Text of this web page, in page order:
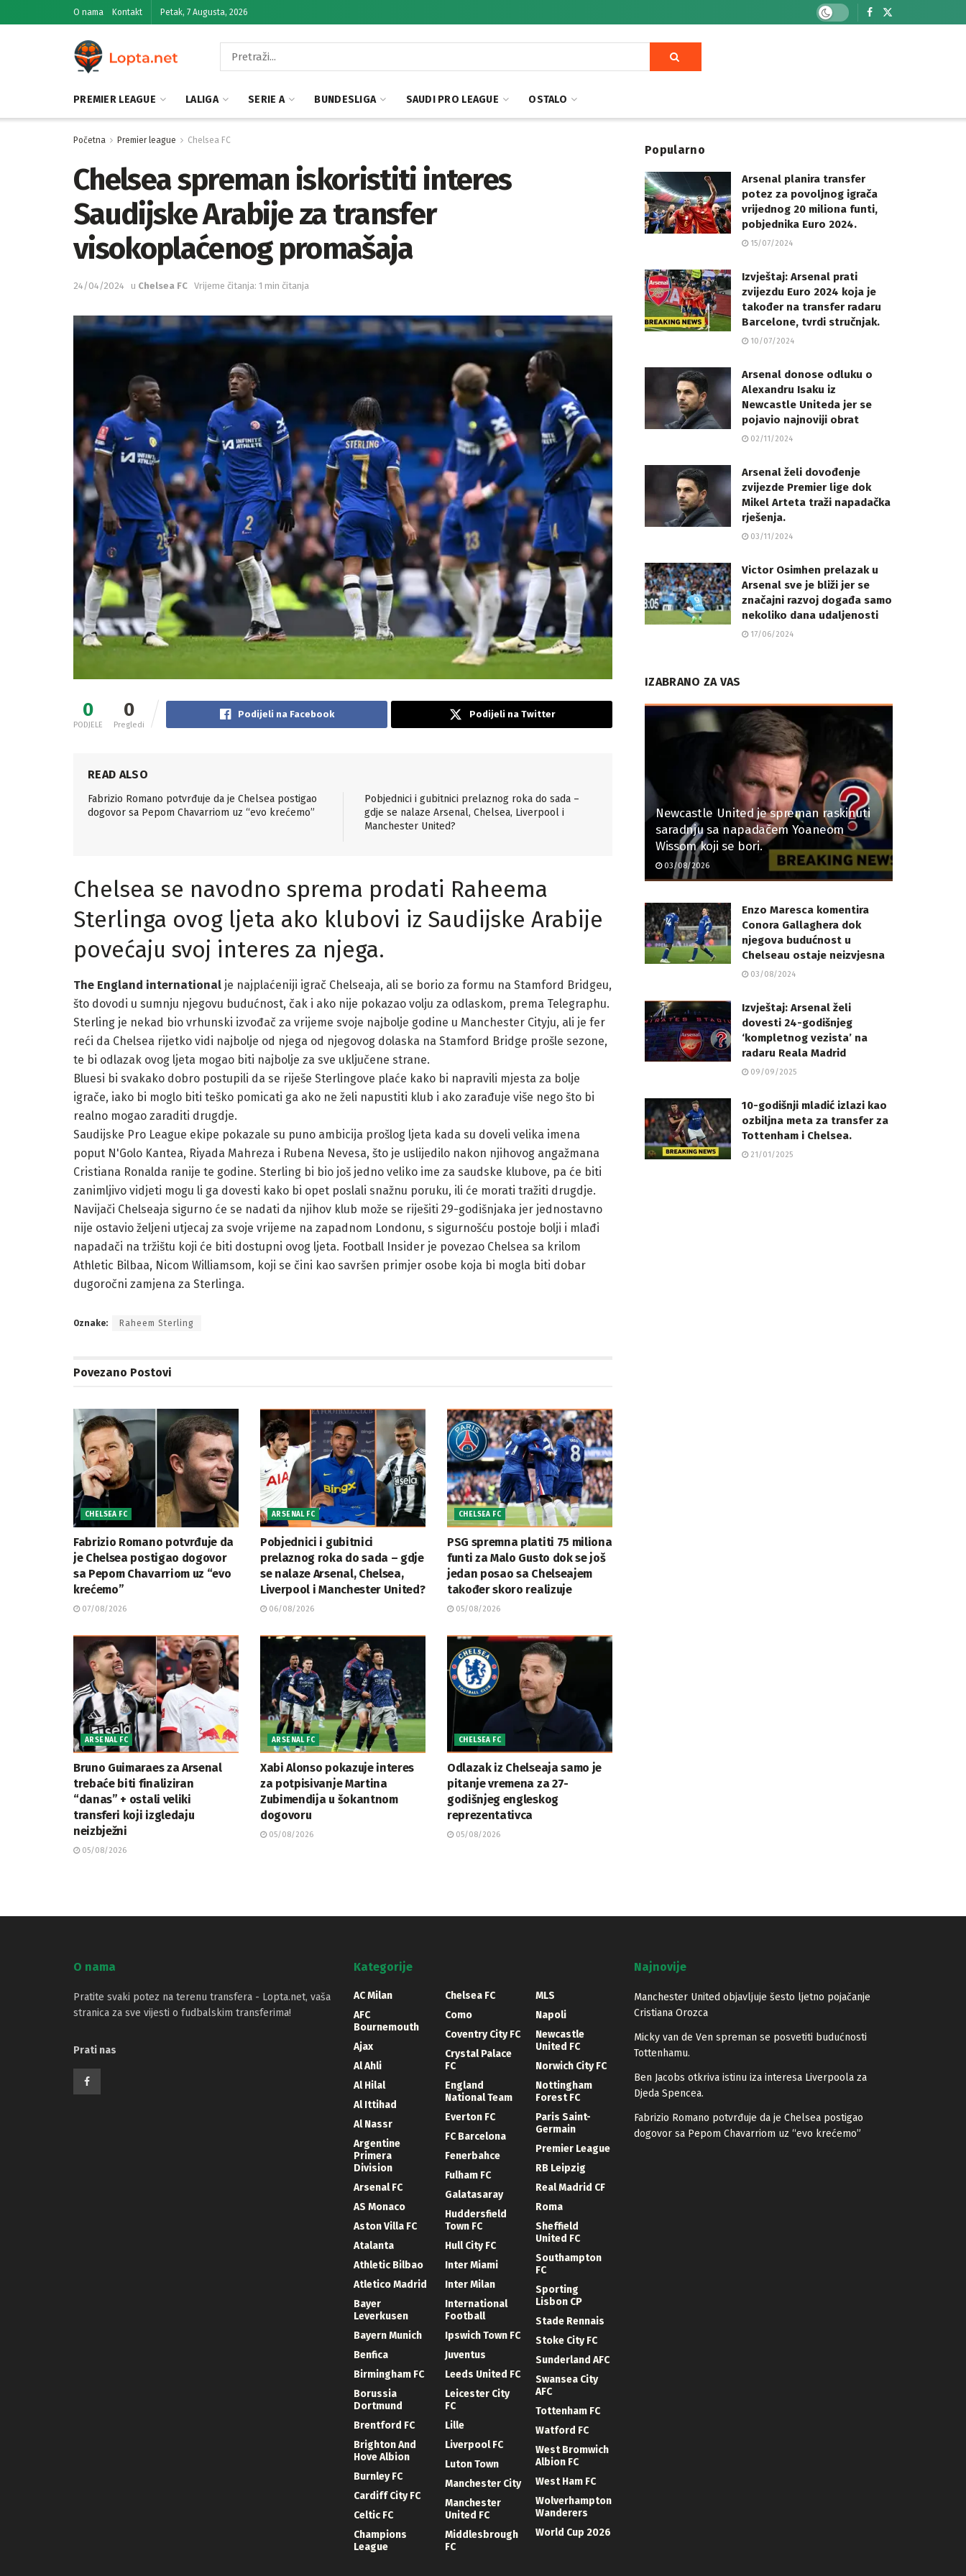
O nama Kontakt Petak, 7 Augusta, 2026
PREMIER LEAGUE LALIGA SERIE A BUNDESLIGA SAUDI PRO LEAGUE OSTALO
Početna Premier league Chelsea FC
Chelsea spreman iskoristiti interes
Saudijske Arabije za transfer
visokoplaćenog promašaja
24/04/2024 u Chelsea FC Vrijeme čitanja: 1 min čitanja
0
PODJELE
0
Pregledi
Podijeli na Facebook Podijeli na Twitter
READ ALSO
Fabrizio Romano potvrđuje da je Chelsea postigao
dogovor sa Pepom Chavarriom uz “evo krećemo”
Pobjednici i gubitnici prelaznog roka do sada –
gdje se nalaze Arsenal, Chelsea, Liverpool i
Manchester United?
Chelsea se navodno sprema prodati Raheema
Sterlinga ovog ljeta ako klubovi iz Saudijske Arabije
povećaju svoj interes za njega.
The England international je najplaćeniji igrač Chelseaja, ali se borio za formu na Stamford Bridgeu,
što dovodi u sumnju njegovu budućnost, čak i ako nije pokazao volju za odlaskom, prema Telegraphu.
Sterling je nekad bio vrhunski izvođač za vrijeme svoje najbolje godine u Manchester Cityju, ali je fer
reći da Chelsea rijetko vidi najbolje od njega od njegovog dolaska na Stamford Bridge prošle sezone,
te bi odlazak ovog ljeta mogao biti najbolje za sve uključene strane.
Bluesi bi svakako dobro postupili da se riješe Sterlingove plaće kako bi napravili mjesta za bolje
igrače, iako bi moglo biti teško pomicati ga ako ne želi napustiti klub i ako zarađuje više nego što bi
realno mogao zaraditi drugdje.
Saudijske Pro League ekipe pokazale su puno ambicija prošlog ljeta kada su doveli velika imena
poput N'Golo Kantea, Riyada Mahreza i Rubena Nevesa, što je uslijedilo nakon njihovog angažmana
Cristiana Ronalda ranije te godine. Sterling bi bio još jedno veliko ime za saudske klubove, pa će biti
zanimljivo vidjeti mogu li ga dovesti kako bi opet poslali snažnu poruku, ili će morati tražiti drugdje.
Navijači Chelseaja sigurno će se nadati da njihov klub može se riješiti 29-godišnjaka jer jednostavno
nije ostavio željeni utjecaj za svoje vrijeme na zapadnom Londonu, s sigurnošću postoje bolji i mlađi
napadači na tržištu koji će biti dostupni ovog ljeta. Football Insider je povezao Chelsea sa krilom
Athletic Bilbaa, Nicom Williamsom, koji se čini kao savršen primjer osobe koja bi mogla biti dobar
dugoročni zamjena za Sterlinga.
Oznake: Raheem Sterling
Povezano Postovi
CHELSEA FC
Fabrizio Romano potvrđuje da
je Chelsea postigao dogovor
sa Pepom Chavarriom uz “evo
krećemo”
07/08/2026
ARSENAL FC
Pobjednici i gubitnici
prelaznog roka do sada – gdje
se nalaze Arsenal, Chelsea,
Liverpool i Manchester United?
06/08/2026
CHELSEA FC
PSG spremna platiti 75 miliona
funti za Malo Gusto dok se još
jedan posao sa Chelseajem
također skoro realizuje
05/08/2026
ARSENAL FC
Bruno Guimaraes za Arsenal
trebaće biti finaliziran
“danas” + ostali veliki
transferi koji izgledaju
neizbježni
05/08/2026
ARSENAL FC
Xabi Alonso pokazuje interes
za potpisivanje Martina
Zubimendija u šokantnom
dogovoru
05/08/2026
CHELSEA FC
Odlazak iz Chelseaja samo je
pitanje vremena za 27-
godišnjeg engleskog
reprezentativca
05/08/2026
Popularno
Arsenal planira transfer
potez za povoljnog igrača
vrijednog 20 miliona funti,
pobjednika Euro 2024.
15/07/2024
Izvještaj: Arsenal prati
zvijezdu Euro 2024 koja je
također na transfer radaru
Barcelone, tvrdi stručnjak.
10/07/2024
Arsenal donose odluku o
Alexandru Isaku iz
Newcastle Uniteda jer se
pojavio najnoviji obrat
02/11/2024
Arsenal želi dovođenje
zvijezde Premier lige dok
Mikel Arteta traži napadačka
rješenja.
03/11/2024
Victor Osimhen prelazak u
Arsenal sve je bliži jer se
značajni razvoj događa samo
nekoliko dana udaljenosti
17/06/2024
IZABRANO ZA VAS
Newcastle United je spreman raskinuti
saradnju sa napadačem Yoaneom
Wissom koji se bori.
03/08/2026
Enzo Maresca komentira
Conora Gallaghera dok
njegova budućnost u
Chelseau ostaje neizvjesna
03/08/2024
Izvještaj: Arsenal želi
dovesti 24-godišnjeg
‘kompletnog vezista’ na
radaru Reala Madrid
09/09/2025
10-godišnji mladić izlazi kao
ozbiljna meta za transfer za
Tottenham i Chelsea.
21/01/2025
O nama
Pratite svaki potez na terenu transfera - Lopta.net, vaša
stranica za sve vijesti o fudbalskim transferima!
Prati nas
Kategorije
AC Milan
AFC
Bournemouth
Ajax
Al Ahli
Al Hilal
Al Ittihad
Al Nassr
Argentine
Primera
Division
Arsenal FC
AS Monaco
Aston Villa FC
Atalanta
Athletic Bilbao
Atletico Madrid
Bayer
Leverkusen
Bayern Munich
Benfica
Birmingham FC
Borussia
Dortmund
Brentford FC
Brighton And
Hove Albion
Burnley FC
Cardiff City FC
Celtic FC
Champions
League
Chelsea FC
Como
Coventry City FC
Crystal Palace
FC
England
National Team
Everton FC
FC Barcelona
Fenerbahce
Fulham FC
Galatasaray
Huddersfield
Town FC
Hull City FC
Inter Miami
Inter Milan
International
Football
Ipswich Town FC
Juventus
Leeds United FC
Leicester City
FC
Lille
Liverpool FC
Luton Town
Manchester City
Manchester
United FC
Middlesbrough
FC
MLS
Napoli
Newcastle
United FC
Norwich City FC
Nottingham
Forest FC
Paris Saint-
Germain
Premier League
RB Leipzig
Real Madrid CF
Roma
Sheffield
United FC
Southampton
FC
Sporting
Lisbon CP
Stade Rennais
Stoke City FC
Sunderland AFC
Swansea City
AFC
Tottenham FC
Watford FC
West Bromwich
Albion FC
West Ham FC
Wolverhampton
Wanderers
World Cup 2026
Najnovije
Manchester United objavljuje šesto ljetno pojačanje
Cristiana Orozca
Micky van de Ven spreman se posvetiti budućnosti
Tottenhamu.
Ben Jacobs otkriva istinu iza interesa Liverpoola za
Djeda Spencea.
Fabrizio Romano potvrđuje da je Chelsea postigao
dogovor sa Pepom Chavarriom uz “evo krećemo”